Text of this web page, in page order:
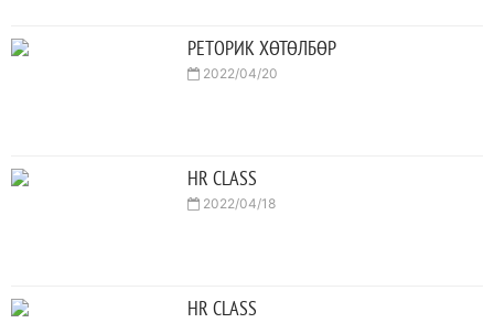
РЕТОРИК ХӨТӨЛБӨР
2022/04/20
HR CLASS
2022/04/18
HR CLASS